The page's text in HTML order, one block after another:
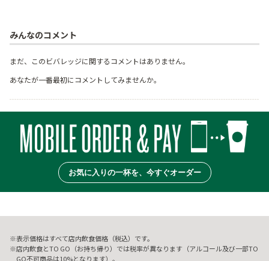
みんなのコメント
まだ、このビバレッジに関するコメントはありません。
あなたが一番最初にコメントしてみませんか。
お気に入りの一杯を、今すぐオーダー
表示価格はすべて店内飲食価格（税込）です。
店内飲食とTO GO（お持ち帰り）では税率が異なります（アルコール及び一部TO
GO不可商品は10%となります）。